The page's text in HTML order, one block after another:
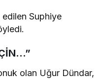
edilen Suphiye
olan Uğur Dündar,